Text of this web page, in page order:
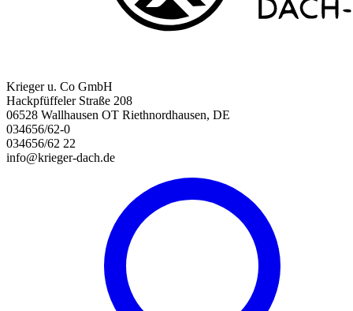
Krieger u. Co GmbH
Hackpfüffeler Straße 208
06528 Wallhausen OT Riethnordhausen, DE
034656/62-0
034656/62 22
info@krieger-dach.de